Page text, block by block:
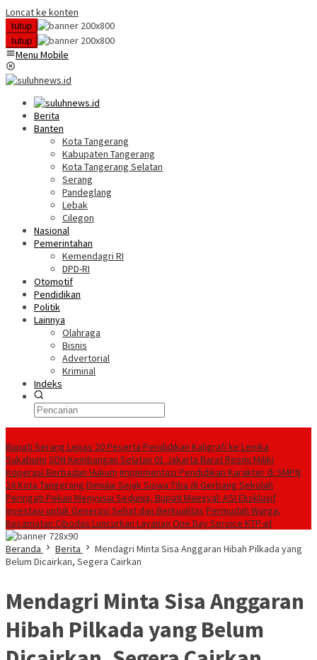
Loncat ke konten
tutup
tutup
Menu Mobile
Berita
Banten
Kota Tangerang
Kabupaten Tangerang
Kota Tangerang Selatan
Serang
Pandeglang
Lebak
Cilegon
Nasional
Pemerintahan
Kemendagri RI
DPD-RI
Otomotif
Pendidikan
Politik
Lainnya
Olahraga
Bisnis
Advertorial
Kriminal
Indeks
Bupati Serang Lepas 20 Peserta Pendidikan Kaligrafi ke Lemka
Sukabumi SDN Kembangan Selatan 01 Jakarta Barat Resmi Miliki
Koperasi Berbadan Hukum Implementasi Pendidikan Karakter di SMPN
24 Kota Tangerang Dimulai Sejak Siswa Tiba di Gerbang Sekolah
Peringati Pekan Menyusui Sedunia, Bupati Maesyal: ASI Eksklusif
Investasi untuk Generasi Sehat dan Berkualitas Permudah Warga,
Kecamatan Cibodas Luncurkan Layanan One Day Service KTP-el
Beranda
Berita
Mendagri Minta Sisa Anggaran Hibah Pilkada yang
Belum Dicairkan, Segera Cairkan
Mendagri Minta Sisa Anggaran
Hibah Pilkada yang Belum